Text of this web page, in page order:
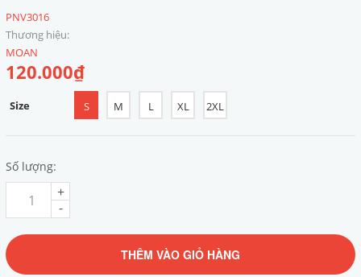
PNV3016
Thương hiệu:
MOAN
120.000₫
Size S M L XL 2XL
Số lượng:
-
+
THÊM VÀO GIỎ HÀNG